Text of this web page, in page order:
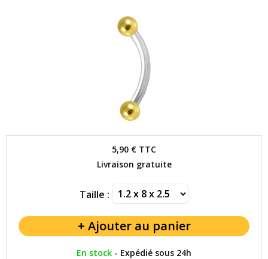
5,90 € TTC
Livraison gratuite
Taille :
En stock - Expédié sous 24h